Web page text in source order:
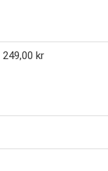
249,00 kr